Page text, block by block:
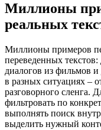
Миллионы
реальных
Миллионы примеров
переведенных
диалогов из фильмов
в разных ситуациях –
разговорного сленга.
фильтровать по
выполнять поиск
выделить нужный